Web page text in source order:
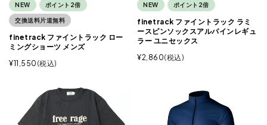
NEW ポイント2倍
交換送料片道無料
finetrack ファイントラック ロー
ミングショーツ メンズ
¥11,550 税込
NEW ポイント2倍
finetrack ファイントラック ラミ
ースピンソックスアルパインレギュ
ラー ユニセックス
¥2,860 税込